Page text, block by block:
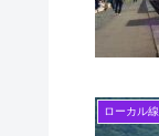
ローカル線